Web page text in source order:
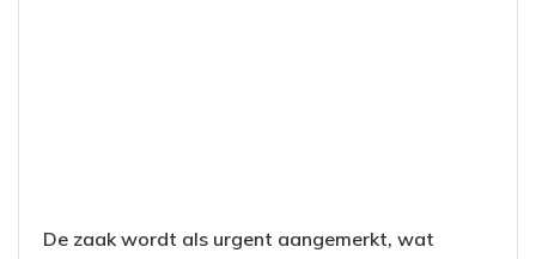
De zaak wordt als urgent aangemerkt, wat